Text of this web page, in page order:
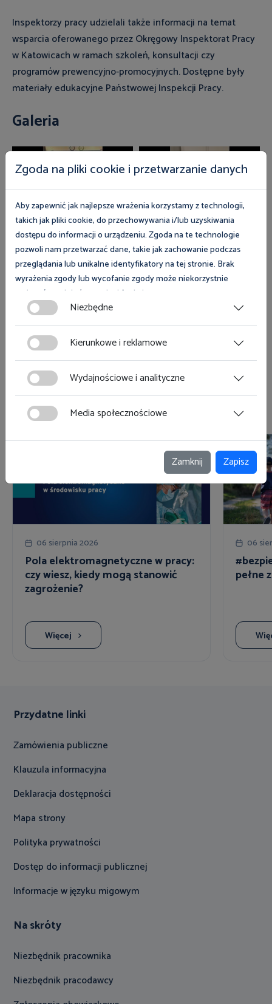
Inspektorzy pracy udzielali także informacji na temat
wsparcia oferowanego przez Okręgowy Inspektorat Pracy
w Katowicach w ramach szkoleń, konsultacji czy
programów prewencyjno-promocyjnych. Dostępne były
materiały edukacyjne Państwowej Inspekcji Pracy.
Galeria
Zobacz magazyn Inspektor Pracy
Zobacz
Zobacz również
06 sierpnia 2026
Pola elektromagnetyczne w pracy:
czy wiesz, kiedy mogą stanowić
zagrożenie?
Więcej
06
pełne
Przydatne linki
Zamówienia publiczne
Klauzula informacyjna
Deklaracja dostępności
Mapa strony
Polityka prywatności
Dostęp do informacji publicznej
Informacje w języku migowym
Na skróty
Niezbędnik pracownika
Niezbędnik pracodawcy
Zgoda na pliki cookie i przetwarzanie danych
Aby zapewnić jak najlepsze wrażenia korzystamy z technologii,
takich jak pliki cookie, do przechowywania i/lub uzyskiwania
dostępu do informacji o urządzeniu. Zgoda na te technologie
pozwoli nam przetwarzać dane, takie jak zachowanie podczas
przeglądania lub unikalne identyfikatory na tej stronie. Brak
wyrażenia zgody lub wycofanie zgody może niekorzystnie
wpłynąć na niektóre cechy i funkcje.
Zgoda na pliki cookies jest dobrowolna i można ją wycofać lub
zmodyfikować w dowolnym momencie klikając w przycisk
ciasteczka w lewym dolnym rogu strony. Więcej informacji
znajdziesz w
Niezbędne
Kierunkowe i reklamowe
Wydajnościowe i analityczne
Media społecznościowe
Zamknij Zapisz